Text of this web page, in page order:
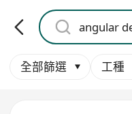
全部篩選 工種